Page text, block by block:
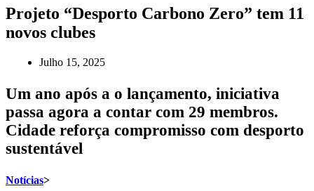
Projeto “Desporto Carbono Zero” tem 11
novos clubes
Julho 15, 2025
Um ano após a o lançamento, iniciativa
passa agora a contar com 29 membros.
Cidade reforça compromisso com desporto
sustentável
Notícias>